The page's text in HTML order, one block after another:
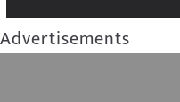
Advertisements